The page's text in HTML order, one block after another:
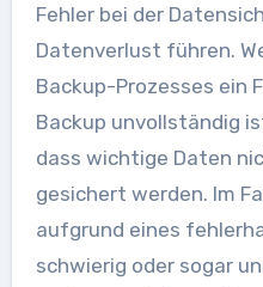
Fehler bei der
Datenverlust führen.
Backup-Prozesses ein
Backup unvollständig
dass wichtige Daten
gesichert werden. Im
aufgrund eines
schwierig oder sogar